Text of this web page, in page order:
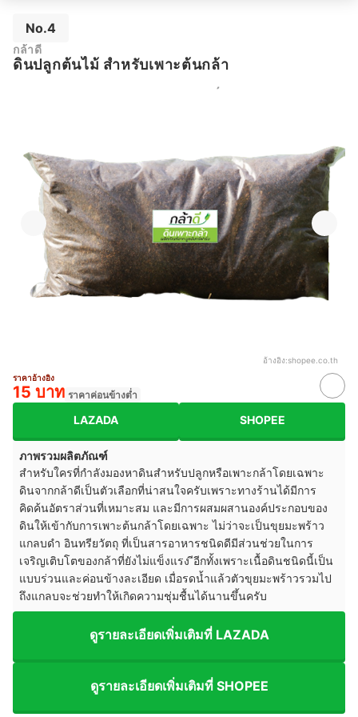
No.4
กล้าดี
ดินปลูกต้นไม้ สำหรับเพาะต้นกล้า
อ้างอิง:shopee.co.th
ราคาอ้างอิง
15 บาท ราคาค่อนข้างต่ำ
LAZADA SHOPEE
ภาพรวมผลิตภัณฑ์
สำหรับใครที่กำลังมองหาดินสำหรับปลูกหรือเพาะกล้าโดยเฉพาะ
ดินจากกล้าดีเป็นตัวเลือกที่น่าสนใจครับเพราะทางร้านได้มีการ
คิดค้นอัตราส่วนที่เหมาะสม และมีการผสมผสานองค์ประกอบของ
ดินให้เข้ากับการเพาะต้นกล้าโดยเฉพาะ ไม่ว่าจะเป็นขุยมะพร้าว
แกลบดำ อินทรียวัตถุ ที่เป็นสารอาหารชนิดดีมีส่วนช่วยในการ
เจริญเติบโตของกล้าที่ยังไม่แข็งแรง ีอีกทั้งเพราะเนื้อดินชนิดนี้เป็น
แบบร่วนและค่อนข้างละเอียด เมื่อรดน้ำแล้วตัวขุยมะพร้าวรวมไป
ถึงแกลบจะช่วยทำให้เกิดความชุ่มชื้นได้นานขึ้นครับ
ดูรายละเอียดเพิ่มเติมที่ LAZADA
ดูรายละเอียดเพิ่มเติมที่ SHOPEE